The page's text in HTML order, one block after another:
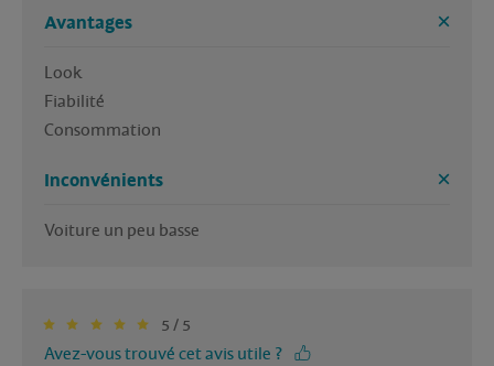
Avantages
Look
Fiabilité
Consommation
Inconvénients
Voiture un peu basse
5 / 5
Avez-vous trouvé cet avis utile ?